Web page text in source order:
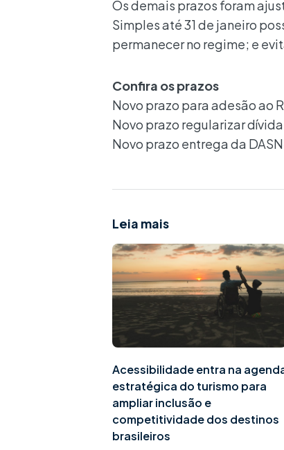
Os demais prazos foram
Simples até 31 de janeiro
permanecer no regime; e
Confira os prazos
Novo prazo para adesão ao
Novo prazo regularizar
Novo prazo entrega da
Leia mais
Acessibilidade entra na
estratégica do turismo para
ampliar inclusão e
competitividade dos destinos
brasileiros